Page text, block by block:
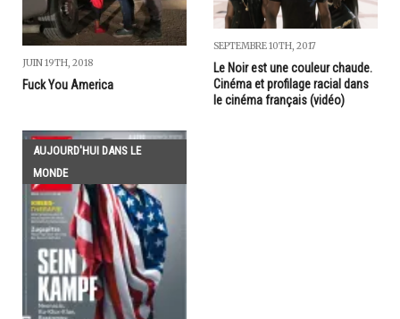
JUIN 19TH, 2018
Fuck You America
SEPTEMBRE 10TH, 2017
Le Noir est une couleur chaude.
Cinéma et profilage racial dans
le cinéma français (vidéo)
AUJOURD'HUI DANS LE
MONDE